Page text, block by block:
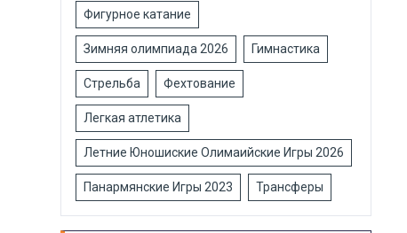
Фигурное катание
Зимняя олимпиада 2026 Гимнастика
Стрельба Фехтование
Легкая атлетика
Летние Юношиские Олимаийские Игры 2026
Панармянские Игры 2023 Трансферы